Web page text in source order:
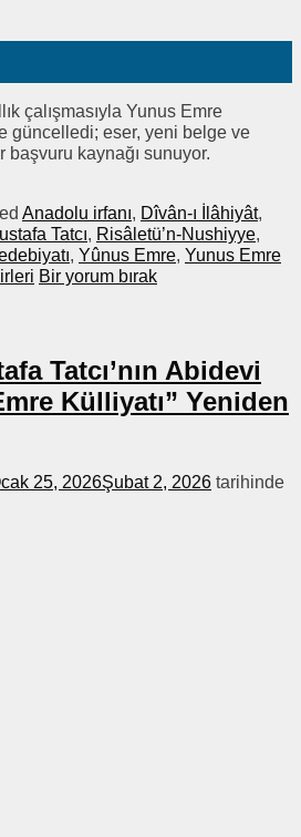
çalışmasıyla Yunus Emre
güncelledi; eser, yeni belge ve
kaynağı sunuyor.
Anadolu irfanı, Dîvân-ı İlâhiyât,
Tatcı, Risâletü’n-Nushiyye,
, Yûnus Emre, Yunus Emre
Bir yorum bırak
Tatcı’nın Abidevi
Külliyatı” Yeniden
25, 2026Şubat 2, 2026 tarihinde